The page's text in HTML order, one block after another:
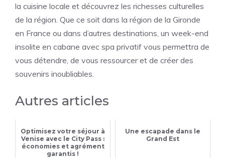
la cuisine locale et découvrez les richesses culturelles
de la région. Que ce soit dans la région de la Gironde
en France ou dans d’autres destinations, un week-end
insolite en cabane avec spa privatif vous permettra de
vous détendre, de vous ressourcer et de créer des
souvenirs inoubliables.
Autres articles
Optimisez votre séjour à
Venise avec le City Pass :
économies et agrément
garantis !
Une escapade dans le
Grand Est